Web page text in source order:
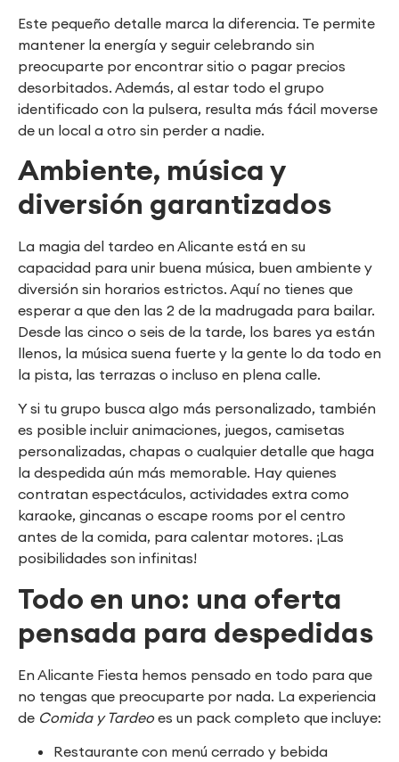
Este pequeño detalle marca la diferencia. Te permite
mantener la energía y seguir celebrando sin
preocuparte por encontrar sitio o pagar precios
desorbitados. Además, al estar todo el grupo
identificado con la pulsera, resulta más fácil moverse
de un local a otro sin perder a nadie.
Ambiente, música y
diversión garantizados
La magia del tardeo en Alicante está en su
capacidad para unir buena música, buen ambiente y
diversión sin horarios estrictos. Aquí no tienes que
esperar a que den las 2 de la madrugada para bailar.
Desde las cinco o seis de la tarde, los bares ya están
llenos, la música suena fuerte y la gente lo da todo en
la pista, las terrazas o incluso en plena calle.
Y si tu grupo busca algo más personalizado, también
es posible incluir animaciones, juegos, camisetas
personalizadas, chapas o cualquier detalle que haga
la despedida aún más memorable. Hay quienes
contratan espectáculos, actividades extra como
karaoke, gincanas o escape rooms por el centro
antes de la comida, para calentar motores. ¡Las
posibilidades son infinitas!
Todo en uno: una oferta
pensada para despedidas
En Alicante Fiesta hemos pensado en todo para que
no tengas que preocuparte por nada. La experiencia
de Comida y Tardeoes un pack completo que incluye:
Restaurante con menú cerrado y bebida